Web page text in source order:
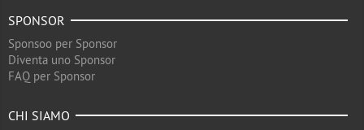
SPONSOR
Sponsoo per Sponsor
Diventa uno Sponsor
FAQ per Sponsor
CHI SIAMO